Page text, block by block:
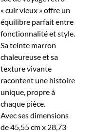
« cuir vieux » offre un
équilibre parfait entre
fonctionnalité et style.
Sa teinte marron
chaleureuse et sa
texture vivante
racontent une histoire
unique, propre à
chaque pièce.
Avec ses dimensions
de 45,55 cm x 28,73